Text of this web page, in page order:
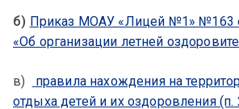
б) Приказ МОАУ «Лицей №1» №163
«Об организации летней
в)
правила нахождения на
отдыха детей и их оздоровления (п.